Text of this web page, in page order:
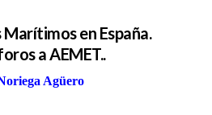
en España.
a AEMET..
Agüero